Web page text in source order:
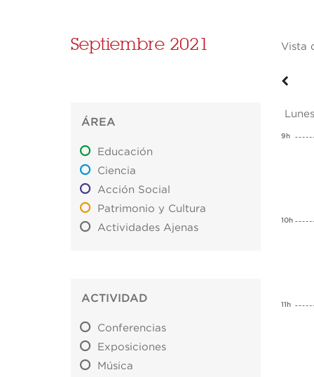
Septiembre 2021 Vista
ÁREA
Educación
Ciencia
Acción Social
Patrimonio y Cultura
Actividades Ajenas
ACTIVIDAD
Conferencias
Exposiciones
Música
9h
10h
11h